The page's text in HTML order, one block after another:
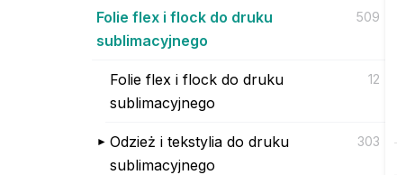
Folie flex i flock do druku
sublimacyjnego
509
Folie flex i flock do druku
sublimacyjnego
12
Odzież i tekstylia do druku
sublimacyjnego
303